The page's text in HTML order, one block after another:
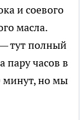
и соевого
масла.
тут полный
пару часов в
минут, но мы